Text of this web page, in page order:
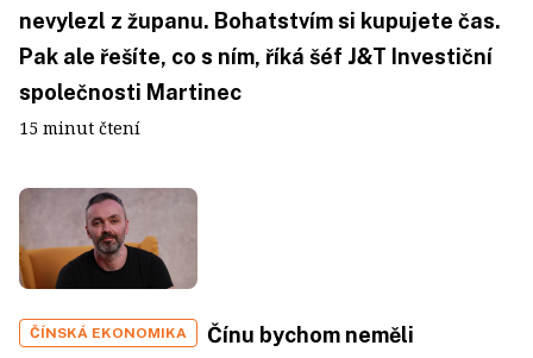
nevylezl z županu. Bohatstvím si kupujete čas.
Pak ale řešíte, co s ním, říká šéf J&T Investiční
společnosti Martinec
15 minut čtení
ČÍNSKÁ EKONOMIKA
Čínu bychom neměli